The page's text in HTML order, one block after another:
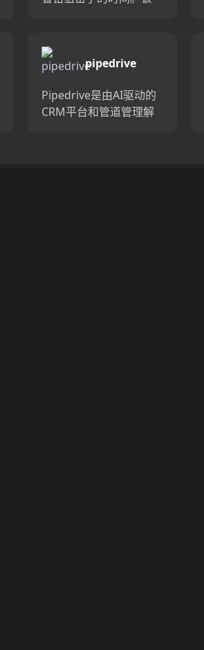
搜索，黄页和域中收集
有针对性的业务潜在客
pipedrive
Pipedrive是由AI驱动的
CRM平台和管道管理解